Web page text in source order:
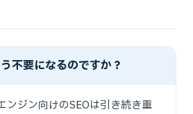
不要になるのですか？
ンジン向けのSEOは引き続き重